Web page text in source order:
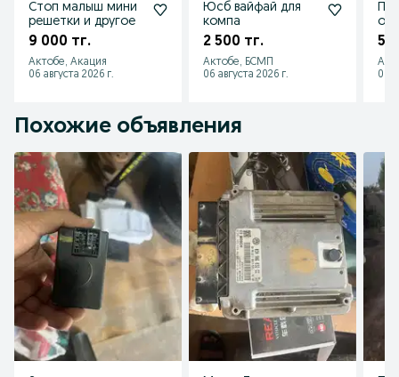
Стоп малыш мини
решетки и другое
9 000 тг.
Актобе, Акация
06 августа 2026 г.
Юсб вайфай для
компа
2 500 тг.
Актобе, БСМП
06 августа 2026 г.
5
06
Похожие объявления